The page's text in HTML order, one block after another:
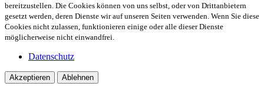
bereitzustellen. Die Cookies können von uns selbst, oder von Drittanbietern
gesetzt werden, deren Dienste wir auf unseren Seiten verwenden. Wenn Sie diese
Cookies nicht zulassen, funktionieren einige oder alle dieser Dienste
möglicherweise nicht einwandfrei.
Datenschutz
Akzeptieren Ablehnen